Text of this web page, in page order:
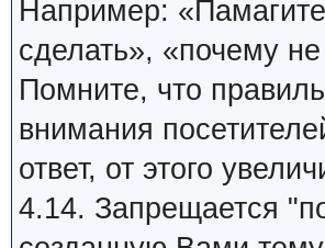
Например:
сделать», «почему
Помните, что
внимания
ответ, от этого
4.14. Запрещается